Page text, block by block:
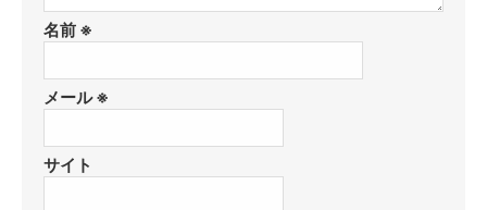
名前 ※
メール※
サイト